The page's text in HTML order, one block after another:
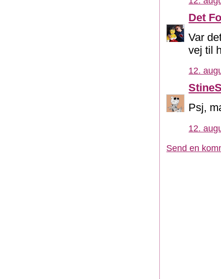
Det
Var
vej til
12.
Psj,
12.
Send en